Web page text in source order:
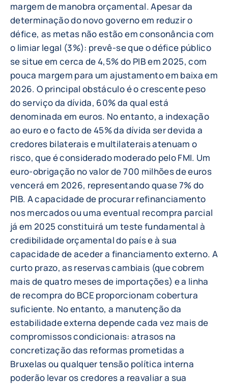
margem de manobra orçamental. Apesar da
determinação do novo governo em reduzir o
défice, as metas não estão em consonância com
o limiar legal (3%): prevê-se que o défice público
se situe em cerca de 4,5% do PIB em 2025, com
pouca margem para um ajustamento em baixa em
2026. O principal obstáculo é o crescente peso
do serviço da dívida, 60% da qual está
denominada em euros. No entanto, a indexação
ao euro e o facto de 45% da dívida ser devida a
credores bilaterais e multilaterais atenuam o
risco, que é considerado moderado pelo FMI. Um
euro-obrigação no valor de 700 milhões de euros
vencerá em 2026, representando quase 7% do
PIB. A capacidade de procurar refinanciamento
nos mercados ou uma eventual recompra parcial
já em 2025 constituirá um teste fundamental à
credibilidade orçamental do país e à sua
capacidade de aceder a financiamento externo. A
curto prazo, as reservas cambiais (que cobrem
mais de quatro meses de importações) e a linha
de recompra do BCE proporcionam cobertura
suficiente. No entanto, a manutenção da
estabilidade externa depende cada vez mais de
compromissos condicionais: atrasos na
concretização das reformas prometidas a
Bruxelas ou qualquer tensão política interna
poderão levar os credores a reavaliar a sua